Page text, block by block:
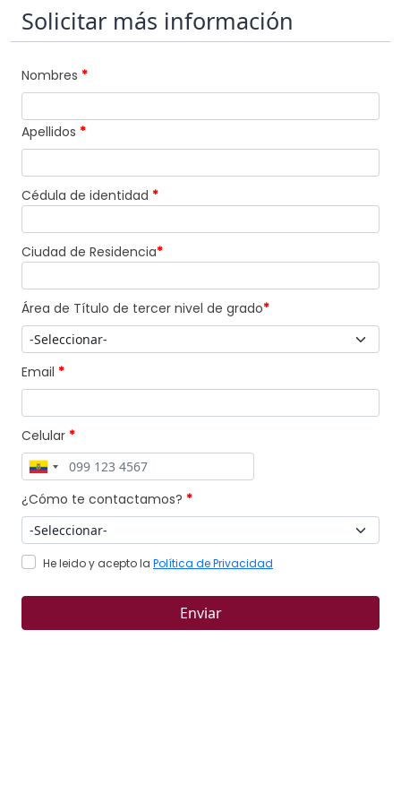
Solicitar más información
Nombres *
Apellidos *
Cédula de identidad *
Ciudad de Residencia*
Área de Título de tercer nivel de grado*
Email *
Celular *
¿Cómo te contactamos? *
He leido y acepto la Política de Privacidad
Enviar